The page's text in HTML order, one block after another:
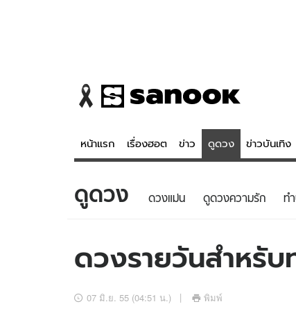
หน้าแรก เรื่องฮอต ข่าว ดูดวง ข่าวบันเทิง
ข่าว
ข่าวบันเทิง
ดูดวง
สถิติหวย
ดูดวง ดวงแม่น ดูดวงความรัก ทํ
ดวงรายวันสำหรับ
07 มิ.ย. 55 (04:51 น.) พิมพ์